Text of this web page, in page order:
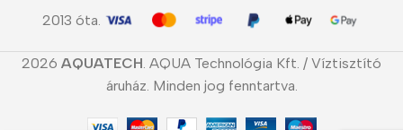
2013 óta.
2026 AQUATECH. AQUA Technológia Kft. / Víztisztító
áruház. Minden jog fenntartva.